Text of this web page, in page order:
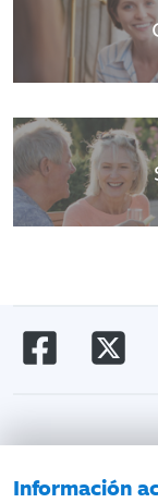
Información